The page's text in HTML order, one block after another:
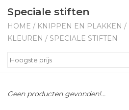
Speciale stiften
HOME / KNIPPEN EN PLAKKEN /
KLEUREN / SPECIALE STIFTEN
Geen producten gevonden!...